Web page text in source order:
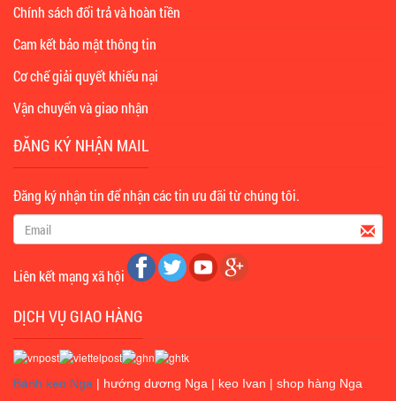
Chính sách đổi trả và hoàn tiền
Cam kết bảo mật thông tin
Cơ chế giải quyết khiếu nại
Vận chuyển và giao nhận
ĐĂNG KÝ NHẬN MAIL
Đăng ký nhận tin để nhận các tin ưu đãi từ chúng tôi.
Liên kết mạng xã hội
DỊCH VỤ GIAO HÀNG
Bánh kẹo Nga | hướng dương Nga | kẹo Ivan | shop hàng Nga